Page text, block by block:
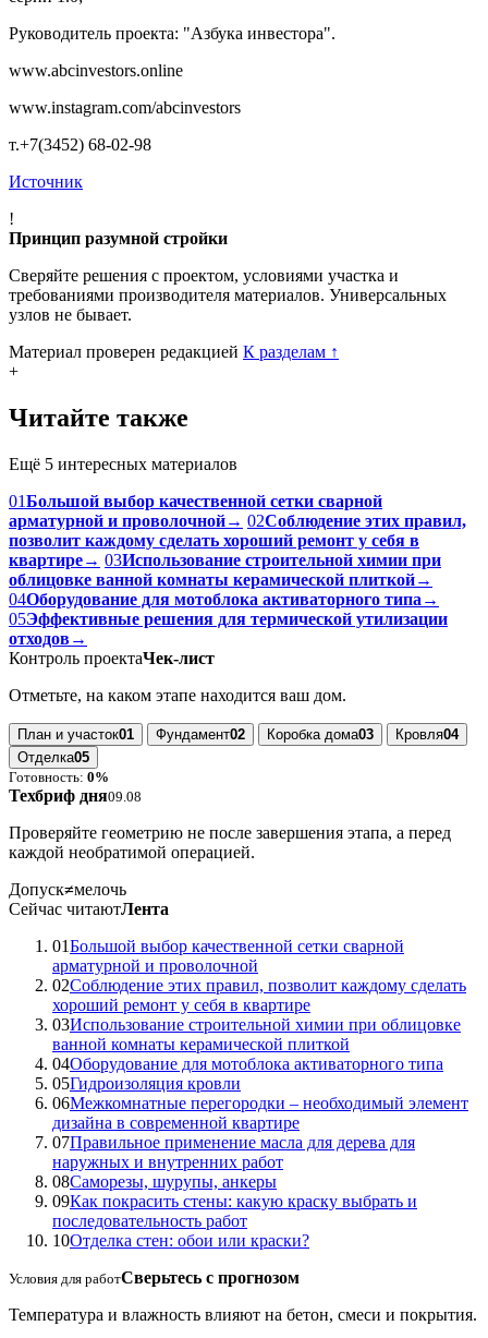
Руководитель проекта: "Азбука инвестора".
www.abcinvestors.online
www.instagram.com/abcinvestors
т.+7(3452) 68-02-98
Источник
!
Принцип разумной стройки
Сверяйте решения с проектом, условиями участка и
требованиями производителя материалов. Универсальных
узлов не бывает.
Материал проверен редакцией К разделам ↑
+
Читайте также
Ещё 5 интересных материалов
01Большой выбор качественной сетки сварной
арматурной и проволочной→ 02Соблюдение этих правил,
позволит каждому сделать хороший ремонт у себя в
квартире→ 03Использование строительной химии при
облицовке ванной комнаты керамической плиткой→
04Оборудование для мотоблока активаторного типа →
05Эффективные решения для термической утилизации
отходов→
Контроль проектаЧек-лист
Отметьте, на каком этапе находится ваш дом.
План и участок01 Фундамент02 Коробка дома03 Кровля04
Отделка05
Готовность: 0%
Техбриф дня09.08
Проверяйте геометрию не после завершения этапа, а перед
каждой необратимой операцией.
Допуск≠мелочь
Сейчас читаютЛента
01Большой выбор качественной сетки сварной
арматурной и проволочной
02Соблюдение этих правил, позволит каждому сделать
хороший ремонт у себя в квартире
03Использование строительной химии при облицовке
ванной комнаты керамической плиткой
04Оборудование для мотоблока активаторного типа
05Гидроизоляция кровли
06Межкомнатные перегородки – необходимый элемент
дизайна в современной квартире
07Правильное применение масла для дерева для
наружных и внутренних работ
08Саморезы, шурупы, анкеры
09Как покрасить стены: какую краску выбрать и
последовательность работ
10Отделка стен: обои или краски?
Условия для работСверьтесь с прогнозом
Температура и влажность влияют на бетон, смеси и покрытия.